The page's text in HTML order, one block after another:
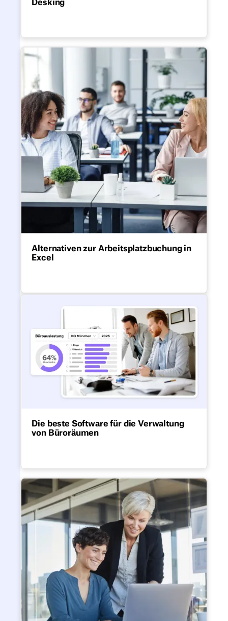
Desking
finde heraus, welche Funktionen für die
Akzeptanz wirklich wichtig sind.
Alternativen zur
Alternativen zur Arbeitsplatzbuchung in
Excel
ausgelegt.
Die beste Software für die Verwaltung
von Büroräumen
Die beste Desk Sharing